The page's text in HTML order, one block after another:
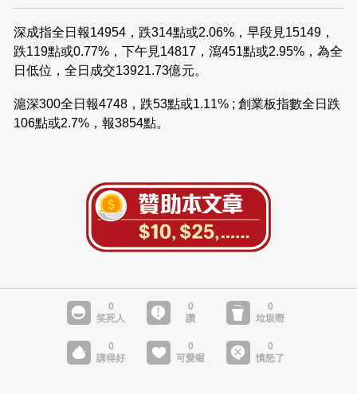
深成指全日報14954，跌314點或2.06%，早段見15149，
跌119點或0.77%，下午見14817，瀉451點或2.95%，為全
日低位，全日成交13921.73億元。
滬深300全日報4748，跌53點或1.11% ; 創業板指數全日跌
106點或2.7%，報3854點。